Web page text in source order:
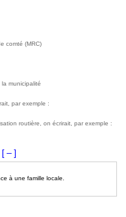
comté (MRC)
municipalité
par exemple :
routière, on écrirait, par exemple :
[ – ]
à une famille locale.